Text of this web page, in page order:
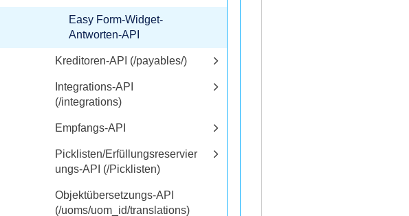
Easy Form-Widget-
Antworten-API
Kreditoren-API (/payables/)
Integrations-API
(/integrations)
Empfangs-API
Picklisten/Erfüllungsreservier
ungs-API (/Picklisten)
Objektübersetzungs-API
(/uoms/uom_id/translations)